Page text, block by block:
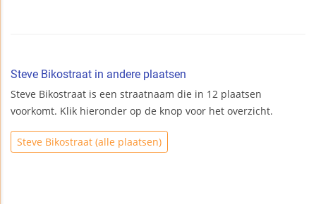
Steve Bikostraat in andere plaatsen
Steve Bikostraat is een straatnaam die in 12 plaatsen
voorkomt. Klik hieronder op de knop voor het overzicht.
Steve Bikostraat (alle plaatsen)